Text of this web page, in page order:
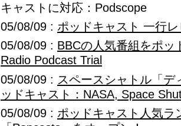
キャストに対応：Podscope
05/08/09 : ポッドキャスト 一行
05/08/09 : BBCの人気番組をポッ
Radio Podcast Trial
05/08/09 : スペースシャトル「デ
ッドキャスト：NASA, Space
05/08/09 : ポッドキャスト人気ラ